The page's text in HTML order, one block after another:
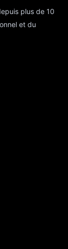
plus de 10
et du